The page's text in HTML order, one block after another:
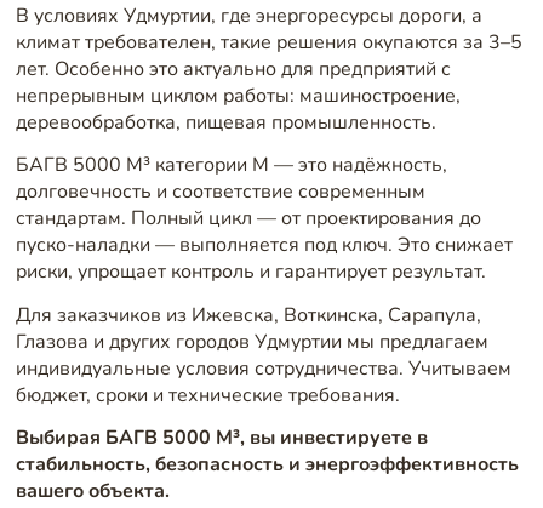
В условиях Удмуртии, где энергоресурсы дороги, а
климат требователен, такие решения окупаются за 3–5
лет. Особенно это актуально для предприятий с
непрерывным циклом работы: машиностроение,
деревообработка, пищевая промышленность.
БАГВ 5000 М³ категории М — это надёжность,
долговечность и соответствие современным
стандартам. Полный цикл — от проектирования до
пуско-наладки — выполняется под ключ. Это снижает
риски, упрощает контроль и гарантирует результат.
Для заказчиков из Ижевска, Воткинска, Сарапула,
Глазова и других городов Удмуртии мы предлагаем
индивидуальные условия сотрудничества. Учитываем
бюджет, сроки и технические требования.
Выбирая БАГВ 5000 М³, вы инвестируете в
стабильность, безопасность и энергоэффективность
вашего объекта.